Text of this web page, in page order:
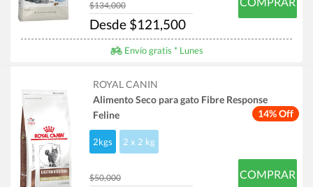
$134,000
Desde $121,500
Envío gratis * Lunes
14% Off
ROYAL CANIN
Alimento Seco para gato Fibre Response
Feline
2kgs 2 x 2 kg
$50,000 COMPRAR